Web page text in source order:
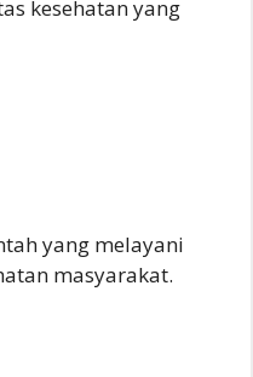
kesehatan yang
yang melayani
masyarakat.